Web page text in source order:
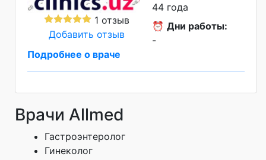
1 отзыв
Добавить отзыв
44 года
⏰ Дни работы:
-
Подробнее о враче
Врачи Allmed
Гастроэнтеролог
Гинеколог